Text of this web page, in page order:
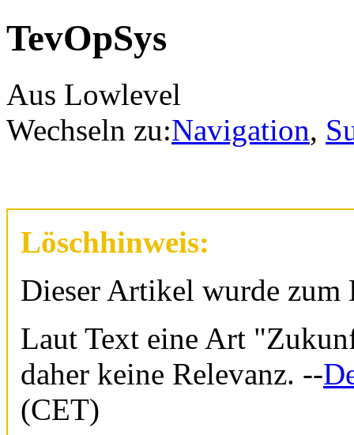
TevOpSys
Aus Lowlevel
Wechseln zu:Navigation,
Löschhinweis:
Dieser Artikel wurde zum
Laut Text eine Art
daher keine Relevanz. --
(CET)